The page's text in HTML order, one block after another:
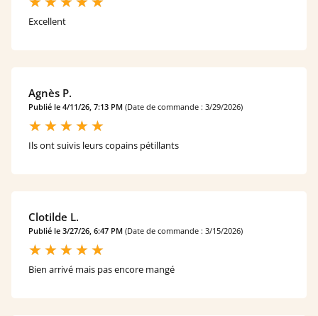
Excellent
Agnès P.
Publié le 4/11/26, 7:13 PM (Date de commande : 3/29/2026)
Ils ont suivis leurs copains pétillants
Clotilde L.
Publié le 3/27/26, 6:47 PM (Date de commande : 3/15/2026)
Bien arrivé mais pas encore mangé